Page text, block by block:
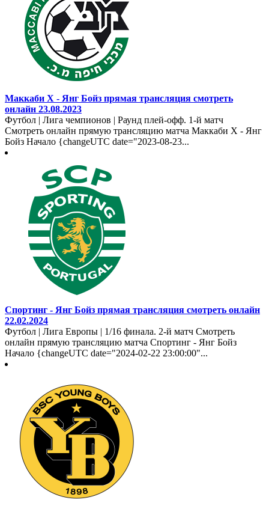
Маккаби Х - Янг Бойз прямая трансляция смотреть
онлайн 23.08.2023
Футбол | Лига чемпионов | Раунд плей-офф. 1-й матч
Смотреть онлайн прямую трансляцию матча Маккаби Х - Янг
Бойз Начало {changeUTC date="2023-08-23...
Спортинг - Янг Бойз прямая трансляция смотреть онлайн
22.02.2024
Футбол | Лига Европы | 1/16 финала. 2-й матч Смотреть
онлайн прямую трансляцию матча Спортинг - Янг Бойз
Начало {changeUTC date="2024-02-22 23:00:00"...